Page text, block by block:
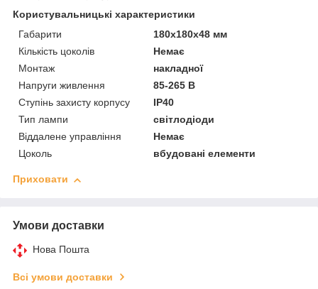
Користувальницькі характеристики
Габарити
180х180х48 мм
Кількість цоколів
Немає
Монтаж
накладної
Напруги живлення
85-265 В
Ступінь захисту корпусу
IP40
Тип лампи
світлодіоди
Віддалене управління
Немає
Цоколь
вбудовані елементи
Приховати
Умови доставки
Нова Пошта
Всі умови доставки